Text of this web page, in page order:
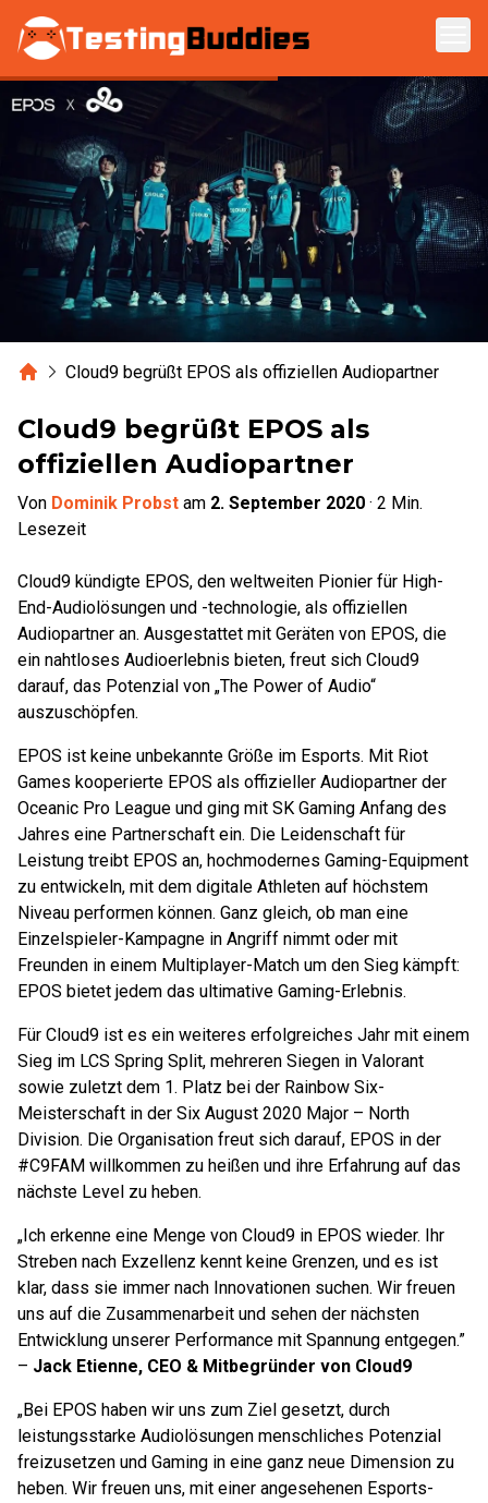
Zum Hauptinhalt springen
HomeCloud9 begrüßt EPOS als offiziellen Audiopartner
Cloud9 begrüßt EPOS als
offiziellen Audiopartner
Von Dominik Probst am 2. September 2020 · 2 Min.
Lesezeit
Cloud9 kündigte EPOS, den weltweiten Pionier für High-
End-Audiolösungen und -technologie, als offiziellen
Audiopartner an. Ausgestattet mit Geräten von EPOS, die
ein nahtloses Audioerlebnis bieten, freut sich Cloud9
darauf, das Potenzial von „The Power of Audio“
auszuschöpfen.
EPOS ist keine unbekannte Größe im Esports. Mit Riot
Games kooperierte EPOS als offizieller Audiopartner der
Oceanic Pro League und ging mit SK Gaming Anfang des
Jahres eine Partnerschaft ein. Die Leidenschaft für
Leistung treibt EPOS an, hochmodernes Gaming-Equipment
zu entwickeln, mit dem digitale Athleten auf höchstem
Niveau performen können. Ganz gleich, ob man eine
Einzelspieler-Kampagne in Angriff nimmt oder mit
Freunden in einem Multiplayer-Match um den Sieg kämpft:
EPOS bietet jedem das ultimative Gaming-Erlebnis.
Für Cloud9 ist es ein weiteres erfolgreiches Jahr mit einem
Sieg im LCS Spring Split, mehreren Siegen in Valorant
sowie zuletzt dem 1. Platz bei der Rainbow Six-
Meisterschaft in der Six August 2020 Major – North
Division. Die Organisation freut sich darauf, EPOS in der
#C9FAM willkommen zu heißen und ihre Erfahrung auf das
nächste Level zu heben.
„Ich erkenne eine Menge von Cloud9 in EPOS wieder. Ihr
Streben nach Exzellenz kennt keine Grenzen, und es ist
klar, dass sie immer nach Innovationen suchen. Wir freuen
uns auf die Zusammenarbeit und sehen der nächsten
Entwicklung unserer Performance mit Spannung entgegen.”
– Jack Etienne, CEO & Mitbegründer von Cloud9
„Bei EPOS haben wir uns zum Ziel gesetzt, durch
leistungsstarke Audiolösungen menschliches Potenzial
freizusetzen und Gaming in eine ganz neue Dimension zu
heben. Wir freuen uns, mit einer angesehenen Esports-